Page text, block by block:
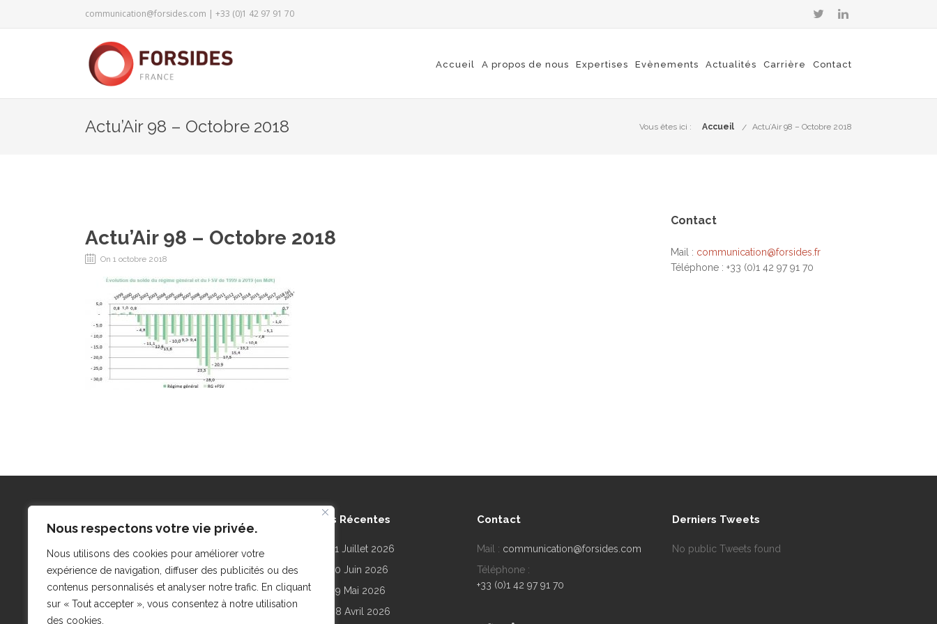
Nous respectons votre vie privée.
Nous utilisons des cookies pour améliorer votre
expérience de navigation, diffuser des publicités ou des
contenus personnalisés et analyser notre trafic. En cliquant
sur « Tout accepter », vous consentez à notre utilisation
des cookies.
communication@forsides.com | +33 (0)1 42 97 91 70
Accueil A propos de nous Expertises Evènements Actualités Carrière Contact
Actu’Air 98 – Octobre 2018 Vous êtes ici : Accueil Actu’Air 98 – Octobre 2018
Actu’Air 98 – Octobre 2018
On 1 octobre 2018
Contact
Mail : communication@forsides.fr
Téléphone : +33 (0)1 42 97 91 70
Qui sommes-nous ?
Expertises
Actualités
Carrière
Actualités Récentes
Actu’Air n°191 Juillet 2026
Actu’Air n°190 Juin 2026
Actu’Air n°189 Mai 2026
Actu’Air n°188 Avril 2026
Contact
Mail : communication@forsides.com
Téléphone :
+33 (0)1 42 97 91 70
Derniers Tweets
No public Tweets found